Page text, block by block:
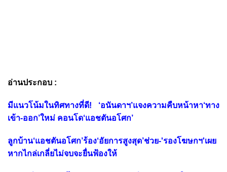
อ่านประกอบ :
มีแนวโน้มในทิศทางที่ดี! ‘อนันดาฯ’แจงความคืบหน้าหา‘ทาง
เข้า-ออก’ใหม่ คอนโด‘แอชตันอโศก’
ลูกบ้าน‘แอชตันอโศก’ร้อง‘อัยการสูงสุด’ช่วย-'รองโฆษกฯ'เผย
หากไกล่เกลี่ยไม่จบจะยื่นฟ้องให้